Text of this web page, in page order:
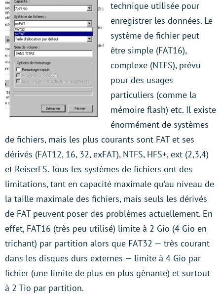
technique utilisée pour
enregistrer les données. Le
système de fichier peut
être simple (FAT16),
complexe (NTFS), prévu
pour des usages
particuliers (comme la
mémoire flash) etc. Il existe
énormément de systèmes
de fichiers, mais les plus courants sont FAT et ses
dérivés (FAT12, 16, 32, exFAT), NTFS, HFS+, ext (2,3,4)
et ReiserFS. Tous les systèmes de fichiers ont des
limitations, tant en capacité maximale qu’au niveau de
la taille maximale des fichiers, mais seuls les dérivés
de FAT peuvent poser des problèmes actuellement. En
effet, FAT16 (très peu utilisé) limite à 2 Gio (4 Gio en
trichant) par partition alors que FAT32 — très courant
dans les disques durs externes — limite à 4 Gio par
fichier (une limite de plus en plus gênante) et surtout
à 2 Tio par partition.